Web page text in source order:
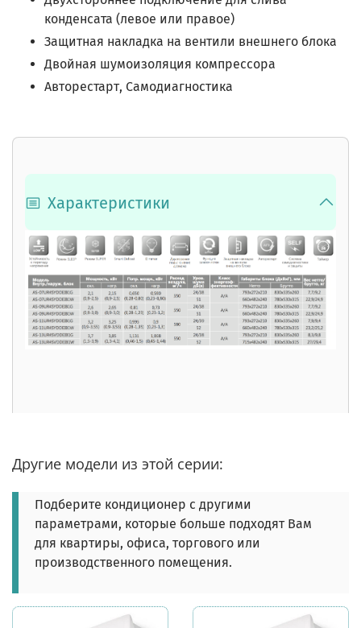
конденсата (левое или правое)
Защитная накладка на вентили внешнего блока
Двойная шумоизоляция компрессора
Авторестарт, Самодиагностика
Характеристики
Другие модели из этой серии:
Подберите кондиционер с другими
параметрами, которые больше подходят Вам
для квартиры, офиса, торгового или
производственного помещения.